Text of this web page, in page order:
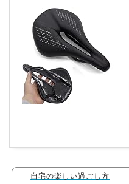
自宅の楽しい過ごし方